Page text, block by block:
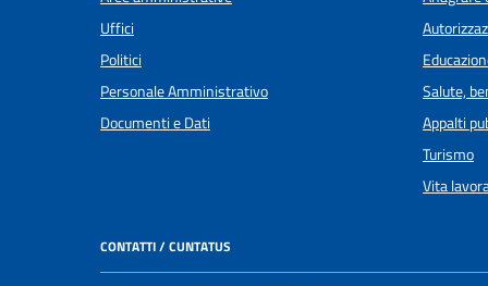
Uffici
Politici
Personale Amministrativo
Documenti e Dati
Salute,
Appalti
Turismo
Vita
CONTATTI / CUNTATUS